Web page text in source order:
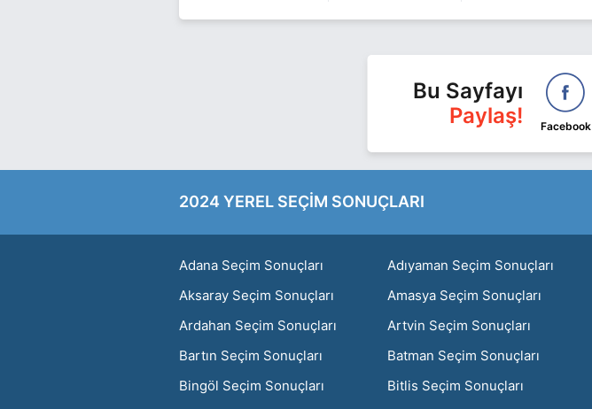
Bu Sayfayı
Paylaş!
Facebook
2024 YEREL SEÇİM SONUÇLARI
Adana Seçim Sonuçları Adıyaman Seçim Sonuçları
Aksaray Seçim Sonuçları
Amasya Seçim Sonuçları
Ardahan Seçim Sonuçları
Artvin Seçim Sonuçları
Bartın Seçim Sonuçları
Batman Seçim Sonuçları
Bingöl Seçim Sonuçları
Bitlis Seçim Sonuçları